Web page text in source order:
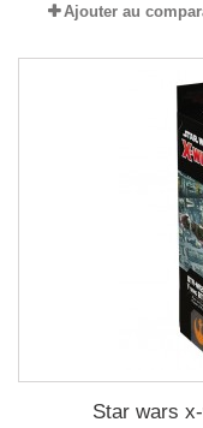
Ajouter au
Star wars